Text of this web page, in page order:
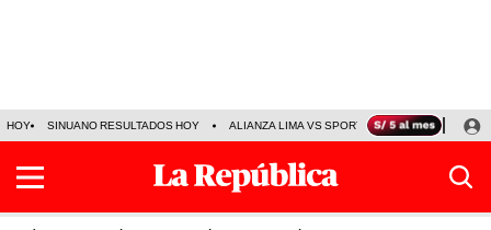
HOY SINUANO RESULTADOS HOY ALIANZA LIMA VS SPORT BOYS JORGE